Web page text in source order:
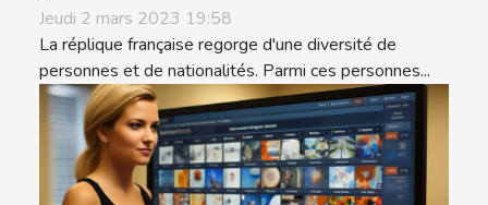
Jeudi 2 mars 2023 19:58
La réplique française regorge d'une diversité de
personnes et de nationalités. Parmi ces personnes...